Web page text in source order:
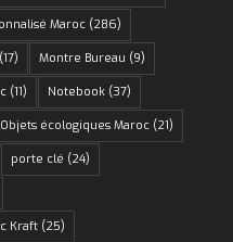
Maroc(286)
(17) Montre Bureau (9)
(11) Notebook(37)
Objets écologiques Maroc(21)
porte clé (24)
Kraft(25)